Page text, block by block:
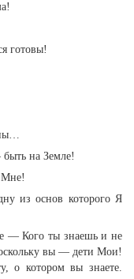
готовы!
на Земле!
Мне!
из основ которого Я
— Кого ты знаешь и не
вы — дети Мои!
о котором вы знаете.